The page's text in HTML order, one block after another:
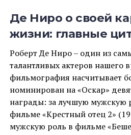
Де Ниро о своей
жизни: главные
Роберт Де Ниро – один из
талантливых актеров нашего
фильмография насчитывает
номинирован на «Оскар»
награды: за лучшую мужскую
фильме «Крестный отец 2»
мужскую роль в фильме